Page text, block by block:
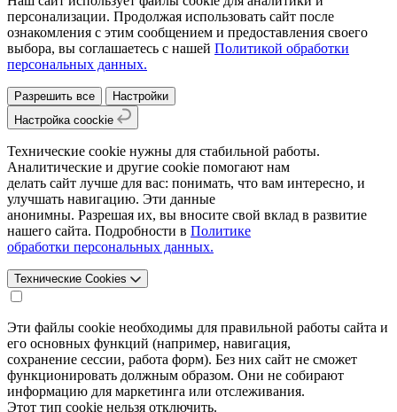
персонализации. Продолжая использовать сайт после
ознакомления с этим сообщением и предоставления своего
выбора, вы соглашаетесь с нашей Политикой обработки
персональных данных.
Разрешить все
Настройки
Настройка coockie
Технические cookie нужны для стабильной работы.
Аналитические и другие cookie помогают нам
делать сайт лучше для вас: понимать, что вам интересно, и
улучшать навигацию. Эти данные
анонимны. Разрешая их, вы вносите свой вклад в развитие
нашего сайта. Подробности в Политике
обработки персональных данных.
Технические Cookies
Эти файлы cookie необходимы для правильной работы сайта и
его основных функций (например, навигация,
сохранение сессии, работа форм). Без них сайт не сможет
функционировать должным образом. Они не собирают
информацию для маркетинга или отслеживания.
Этот тип cookie нельзя отключить.